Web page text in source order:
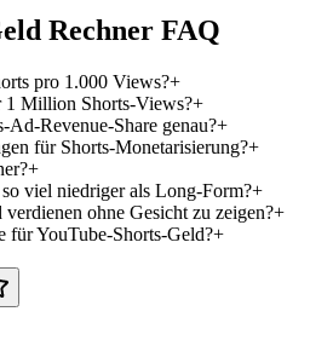
Rechner FAQ
pro 1.000 Views?+
1 Million Shorts-Views?+
Revenue-Share genau?+
für Shorts-Monetarisierung?+
+
viel niedriger als Long-Form?+
ohne Gesicht zu zeigen?+
für YouTube-Shorts-Geld?+